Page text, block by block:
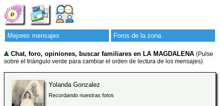
Mejores mensajes Foros de la zona
Chat, foro, opiniones, buscar familiares en LA MAGDALENA (Pulse
sobre el triángulo verde para cambiar el orden de lectura de los mensajes)
Yolanda Gonzalez
Recordando nuestras fotos